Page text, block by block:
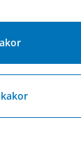
byggnader
nya plan-
och
arbetet